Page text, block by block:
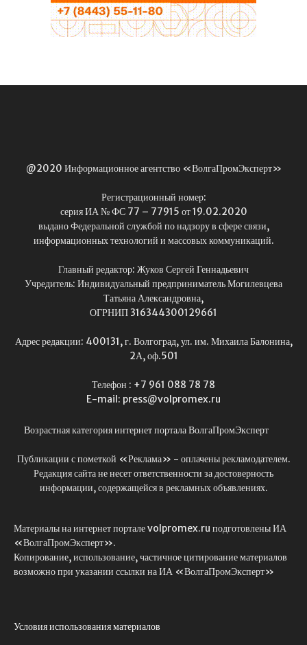
@2020 Информационное агентство «ВолгаПромЭксперт»
Регистрационный номер:
серия ИА № ФС 77 – 77915 от 19.02.2020
выдано Федеральной службой по надзору в сфере связи,
информационных технологий и массовых коммуникаций.
Главный редактор: Жуков Сергей Геннадьевич
Учредитель: Индивидуальный предприниматель Могилевцева
Татьяна Александровна,
ОГРНИП 316344300129661
Адрес редакции: 400131, г. Волгоград, ул. им. Михаила Балонина,
2А, оф.501
Телефон : +7 961 088 78 78
E-mail: press@volpromex.ru
Возрастная категория интернет портала ВолгаПромЭксперт
Публикации с пометкой «Реклама» - оплачены рекламодателем.
Редакция сайта не несет ответственности за достоверность
информации, содержащейся в рекламных объявлениях.
Материалы на интернет портале volpromex.ru подготовлены ИА
«ВолгаПромЭксперт».
Копирование, использование, частичное цитирование материалов
возможно при указании ссылки на ИА «ВолгаПромЭксперт»
Условия использования материалов